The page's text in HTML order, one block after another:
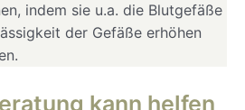
indem sie u.a. die Blutgefäße
der Gefäße erhöhen
kann helfen